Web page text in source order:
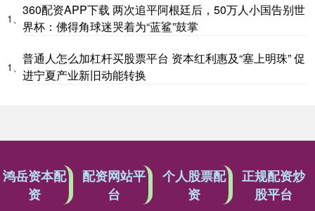
1、
360配资APP下载 两次追平阿根廷后，50万人小国告别世
界杯：佛得角球迷哭着为“蓝鲨”鼓掌
1、
普通人怎么加杠杆买股票平台 资本红利惠及“塞上明珠” 促
进宁夏产业新旧动能转换
鸿岳资本配
资
配资网站平
台
个人股票配
资
正规配资炒
股平台